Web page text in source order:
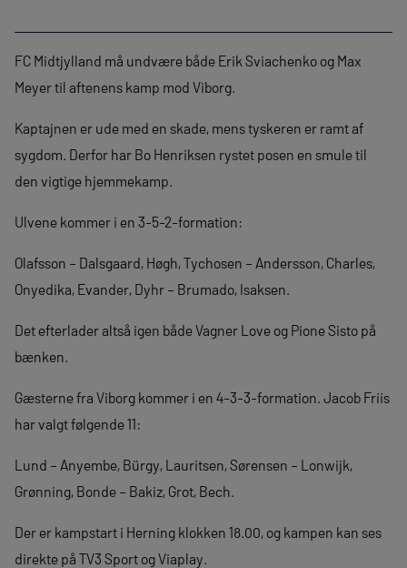
FC Midtjylland må undvære både Erik Sviachenko og Max
Meyer til aftenens kamp mod Viborg.
Kaptajnen er ude med en skade, mens tyskeren er ramt af
sygdom. Derfor har Bo Henriksen rystet posen en smule til
den vigtige hjemmekamp.
Ulvene kommer i en 3-5-2-formation:
Olafsson – Dalsgaard, Høgh, Tychosen – Andersson, Charles,
Onyedika, Evander, Dyhr – Brumado, Isaksen.
Det efterlader altså igen både Vagner Love og Pione Sisto på
bænken.
Gæsterne fra Viborg kommer i en 4-3-3-formation. Jacob Friis
har valgt følgende 11:
Lund – Anyembe, Bürgy, Lauritsen, Sørensen – Lonwijk,
Grønning, Bonde – Bakiz, Grot, Bech.
Der er kampstart i Herning klokken 18.00, og kampen kan ses
direkte på TV3 Sport og Viaplay.